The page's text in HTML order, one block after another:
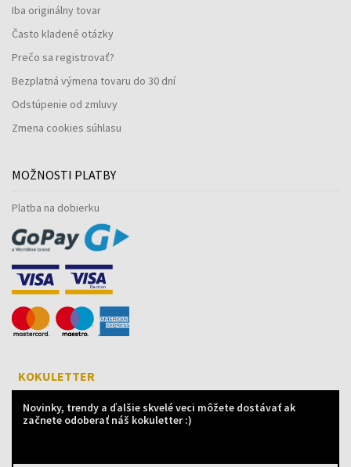
Iba originálny tovar
Často kladené otázky
Prečo sa registrovať?
Bezplatná výmena tovaru do 30 dní
Odstúpenie od zmluvy
Zmena cookies súhlasu
MOŽNOSTI PLATBY
Platba na dobierku
KOKULETTER
Novinky, trendy a ďalšie skvelé veci môžete dostávať ak
začnete odoberať náš kokuletter :)